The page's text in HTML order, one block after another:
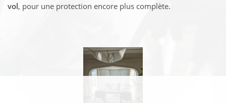
vol, pour une protection encore plus complète.